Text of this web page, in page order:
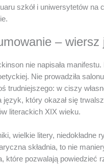
szkół i uniwersytetów na
– wiersz
nie napisała manifestu.
Nie prowadziła
trudniejszego: w ciszy
język, który okazał się
literackich XIX wieku.
wielkie litery, niedokładne
składnia, to nie
które pozwalają powiedzieć